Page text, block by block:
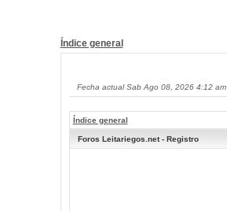
Índice general
Fecha actual Sab Ago 08, 2026 4:12 am
Índice general
Foros Leitariegos.net - Registro